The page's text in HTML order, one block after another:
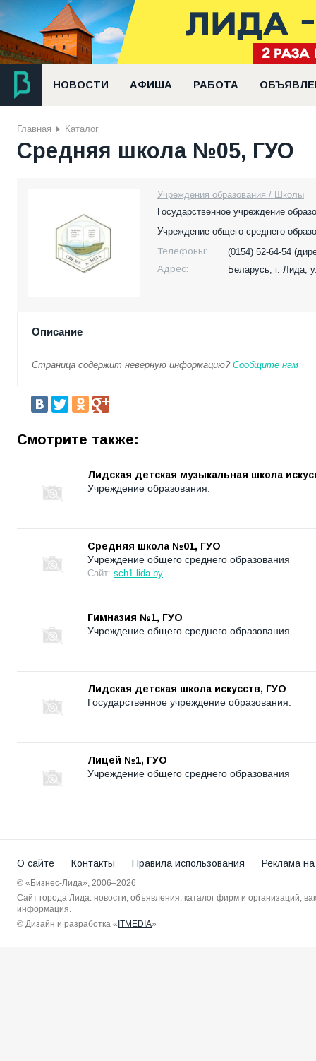
НОВОСТИ АФИША РАБОТА
Главная Каталог
Средняя школа №05, ГУО
Учреждения образования / Школы
Государственное учреждение
Учреждение общего среднего
Телефоны:
(0154) 52-64-54
Адрес:
Беларусь, г. Лида,
Описание
Страница содержит неверную информацию? Сообщите нам
Смотрите также:
Лидская детская музыкальная школа
Учреждение образования.
Средняя школа №01, ГУО
Учреждение общего среднего образования
Сайт: sch1.lida.by
Гимназия №1, ГУО
Учреждение общего среднего образования
Лидская детская школа искусств, ГУО
Государственное учреждение образования.
Лицей №1, ГУО
Учреждение общего среднего образования
О сайте Контакты Правила использования Реклама
© «Бизнес-Лида», 2006–2026
Сайт города Лида: новости, объявления, каталог фирм и организаций,
информация.
© Дизайн и разработка « ITMEDIA»